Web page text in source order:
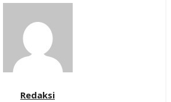
Redaksi